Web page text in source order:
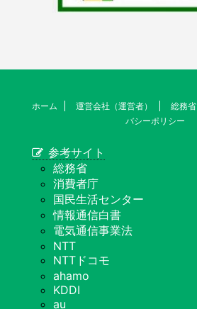
ホーム 運営会社（運営者） 総務省
バシーポリシー
参考サイト
総務省
消費者庁
国民生活センター
情報通信白書
電気通信事業法
NTT
NTTドコモ
ahamo
KDDI
au